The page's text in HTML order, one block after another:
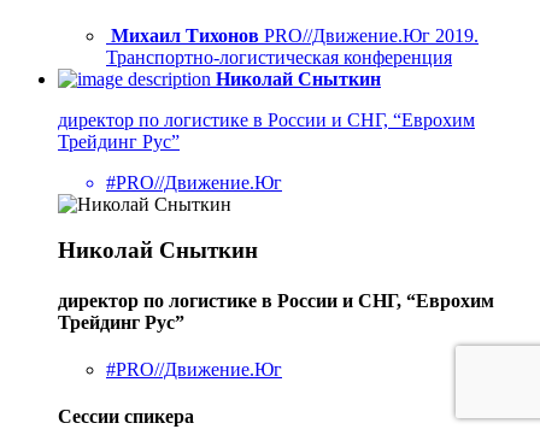
Михаил Тихонов PRO//Движение.Юг 2019.
Транспортно-логистическая конференция
Николай Сныткин
директор по логистике в России и СНГ, “Еврохим
Трейдинг Рус”
#PRO//Движение.Юг
Николай Сныткин
директор по логистике в России и СНГ, “Еврохим
Трейдинг Рус”
#PRO//Движение.Юг
Сессии спикера